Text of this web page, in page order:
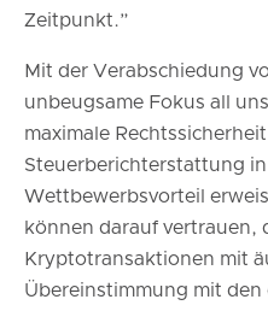
Zeitpunkt.”
Mit der Verabschiedung
unbeugsame Fokus all
maximale
Steuerberichterstattung
Wettbewerbsvorteil
können darauf vertrauen,
Kryptotransaktionen mit
Übereinstimmung mit den